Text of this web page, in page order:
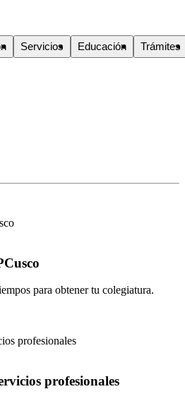
Servicios Educación Trámites
para obtener tu colegiatura.
profesionales